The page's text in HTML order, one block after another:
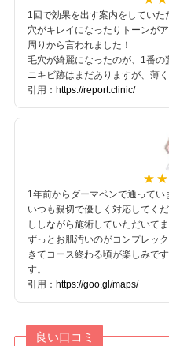
1回で効果を出す案内をしてい
穴がキレイになったりトーンが
周りから言われました！
毛穴が綺麗になったのが、1番の
ニキビ跡はまだありますが、薄
引用： https://report.clinic/
1年前からダーマペンで通ってい
いつも親切で優しく対応してく
ししながら施術していただいてま
ずっとお肌汚いのがコンプレッ
きてコース終わる頃が楽しみで
す。
引用： https://goo.gl/maps/
良い口コミ